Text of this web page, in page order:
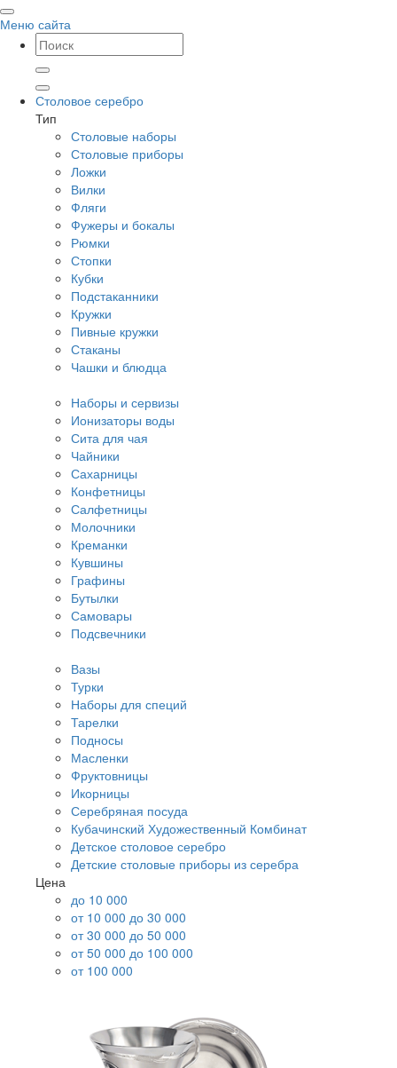
Меню сайта
Столовое серебро
Тип
Столовые наборы
Столовые приборы
Ложки
Вилки
Фляги
Фужеры и бокалы
Рюмки
Стопки
Кубки
Подстаканники
Кружки
Пивные кружки
Стаканы
Чашки и блюдца
Наборы и сервизы
Ионизаторы воды
Сита для чая
Чайники
Сахарницы
Конфетницы
Салфетницы
Молочники
Креманки
Кувшины
Графины
Бутылки
Самовары
Подсвечники
Вазы
Турки
Наборы для специй
Тарелки
Подносы
Масленки
Фруктовницы
Икорницы
Серебряная посуда
Кубачинский Художественный Комбинат
Детское столовое серебро
Детские столовые приборы из серебра
Цена
до 10 000
от 10 000 до 30 000
от 30 000 до 50 000
от 50 000 до 100 000
от 100 000